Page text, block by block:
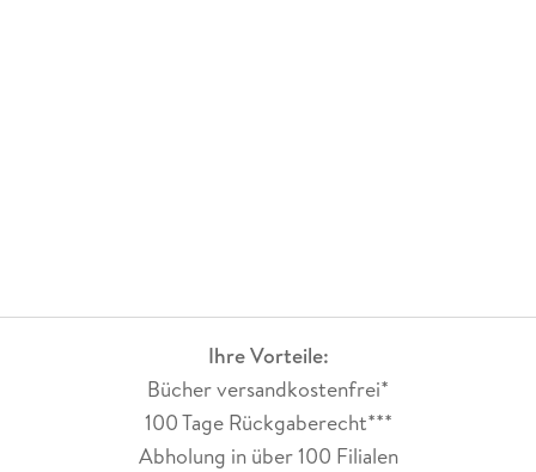
Ihre Vorteile:
Bücher versandkostenfrei*
100 Tage Rückgaberecht***
Abholung in über 100 Filialen